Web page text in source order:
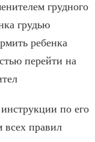
грудного
грудью
ребенка
перейти на
по его
правил